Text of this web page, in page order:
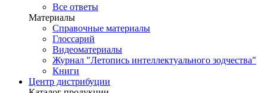
Все ответы
Материалы
Справочные материалы
Глоссарий
Видеоматериалы
Журнал "Летопись интеллектуального зодчества"
Книги
Центр дистрибуции